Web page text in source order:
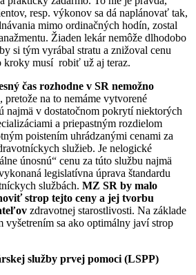
resp. výkonov sa dá naplánovať tak,
mimo ordinačných hodín, zostal
Žiaden lekár nemôže dlhodobo
si tým vyrábal stratu a znižoval cenu
kroky musí robiť už aj teraz.
čas rozhodne v SR nemožno
, pretože na to nemáme vytvorené
najmä v dostatočnom pokrytí niektorých
a priepastným rozdielom
poistením uhrádzanými cenami za
služieb. Je nelogické
únosnú“ cenu za túto službu najmä
legislatívna úprava štandardu
službách. MZ SR by malo
strop tejto ceny a jej tvorbu
zdravotnej starostlivosti. Na základe
vyšetrením sa ako optimálny javí strop
služby prvej pomoci (LSPP)